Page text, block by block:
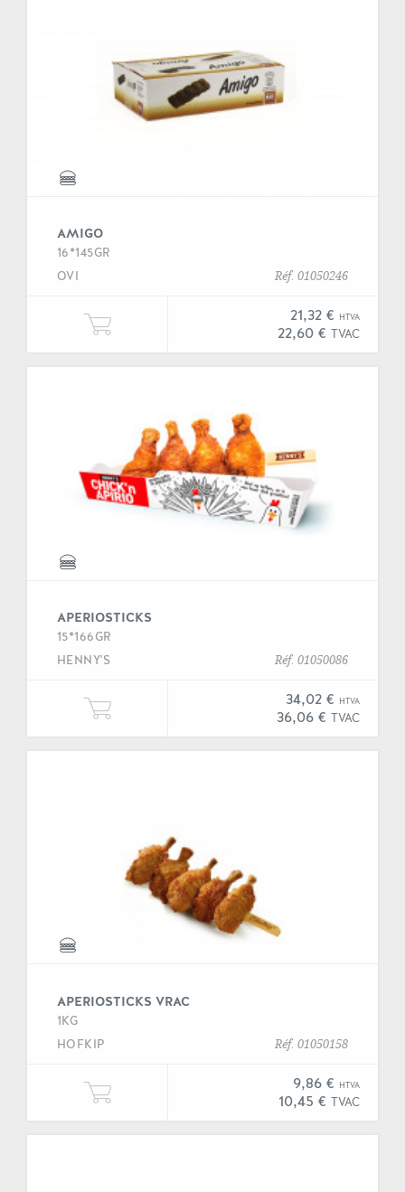
AMIGO
16*145GR
OVI
Réf. 01050246
21,32 € HTVA
22,60 €TVAC
Ajouter une unité de "Amigo" à
APERIOSTICKS
15*166GR
HENNY'S
Réf. 01050086
34,02 € HTVA
36,06 €TVAC
Ajouter une unité de
APERIOSTICKS VRAC
1KG
HOFKIP
Réf. 01050158
9,86 € HTVA
10,45 €TVAC
Ajouter une unité de